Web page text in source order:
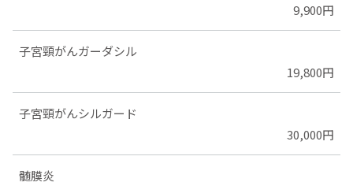
9,900円
子宮頸がんガーダシル
19,800円
子宮頸がんシルガード
30,000円
髄膜炎